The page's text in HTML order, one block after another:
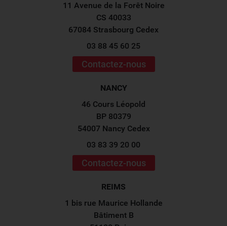
11 Avenue de la Forêt Noire
CS 40033
67084 Strasbourg Cedex
03 88 45 60 25
Contactez-nous
NANCY
46 Cours Léopold
BP 80379
54007 Nancy Cedex
03 83 39 20 00
Contactez-nous
REIMS
1 bis rue Maurice Hollande
Bâtiment B